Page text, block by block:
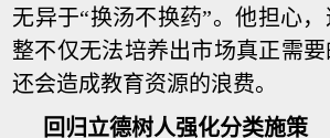
无异于“换汤不换药”。他担心
整不仅无法培养出市场真正需要
还会造成教育资源的浪费。
回归立德树人强化分类施策